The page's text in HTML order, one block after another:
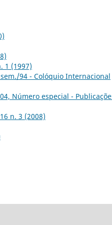
1 (1997)
94 - Colóquio Internacional
Número especial -
n. 3 (2008)